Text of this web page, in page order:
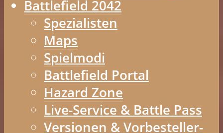
Battlefield 2042
Spezialisten
Maps
Spielmodi
Battlefield Portal
Hazard Zone
Live-Service & Battle Pass
Versionen & Vorbesteller-